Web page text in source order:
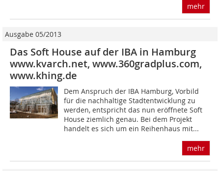
mehr
Ausgabe 05/2013
Das Soft House auf der IBA in Hamburg
www.kvarch.net, www.360gradplus.com,
www.khing.de
Dem Anspruch der IBA Hamburg, Vorbild
für die nachhaltige Stadtentwicklung zu
werden, entspricht das nun eröffnete Soft
House ziemlich genau. Bei dem Projekt
handelt es sich um ein Reihenhaus mit...
mehr